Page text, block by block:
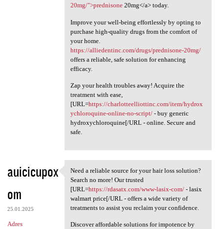
20mg/">prednisone20mg</a> today.
Improve your well-being effortlessly by opting to
purchase high-quality drugs from the comfort of
your home.
https://alliedentinc.com/drugs/prednisone-20mg/
offers a reliable, safe solution for enhancing
efficacy.
Zap your health troubles away! Acquire the
treatment with ease,
[URL=https://charlotteelliottinc.com/item/hydrox
ychloroquine-online-no-script/- buy generic
hydroxychloroquine[/URL - online. Secure and
safe.
auicicupox
om
25.01.2025
Adres
Need a reliable source for
Need a reliable source for your hair loss solution?
Search no more! Our trusted
[URL=https://rdasatx.com/www-lasix-com/- lasix
walmart price[/URL - offers a wide variety of
treatments to assist you reclaim your confidence.
Discover affordable solutions for impotence by